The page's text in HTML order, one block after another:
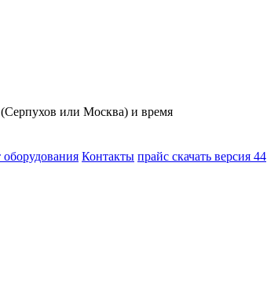
(Серпухов или Москва) и время
Контакты прайс скачать версия 44